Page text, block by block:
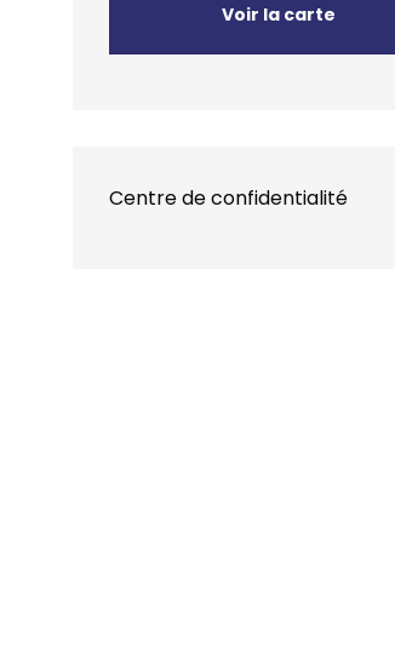
Voir la carte
Centre de confidentialité